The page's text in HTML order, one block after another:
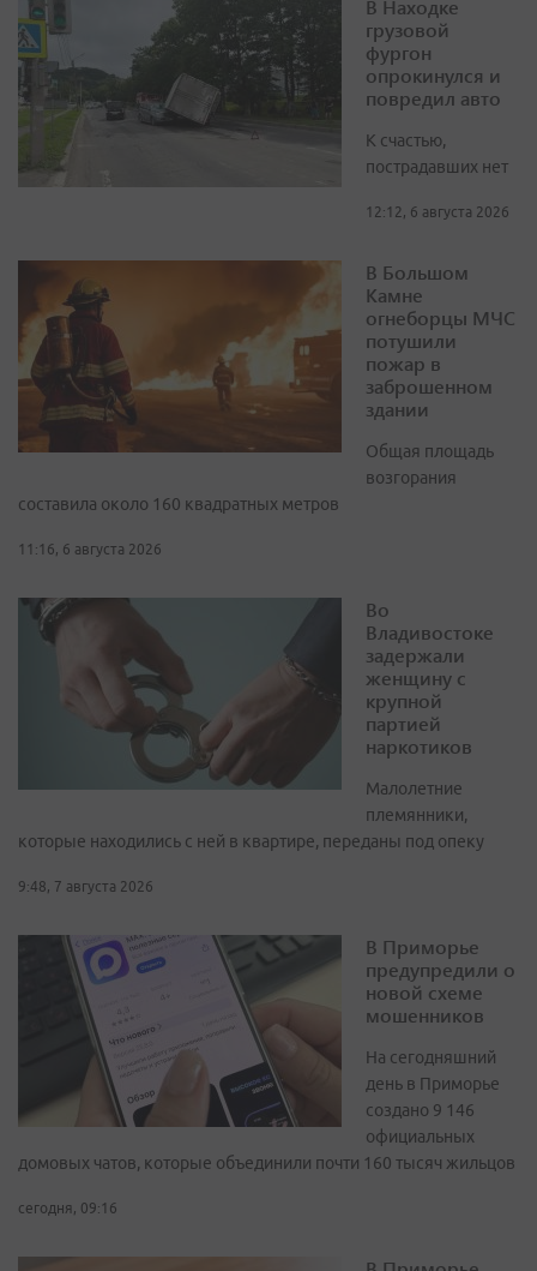
В Находке
грузовой
фургон
опрокинулся и
повредил авто
К счастью,
пострадавших нет
12:12, 6 августа 2026
В Большом
Камне
огнеборцы МЧС
потушили
пожар в
заброшенном
здании
Общая площадь
возгорания
составила около 160 квадратных метров
11:16, 6 августа 2026
Во
Владивостоке
задержали
женщину с
крупной
партией
наркотиков
Малолетние
племянники,
которые находились с ней в квартире, переданы под опеку
9:48, 7 августа 2026
В Приморье
предупредили о
новой схеме
мошенников
На сегодняшний
день в Приморье
создано 9 146
официальных
домовых чатов, которые объединили почти 160 тысяч жильцов
сегодня, 09:16